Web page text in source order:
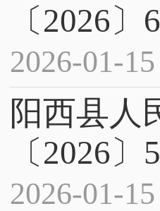
〔2026〕
2026-01-15
阳西县人
〔2026〕
2026-01-15